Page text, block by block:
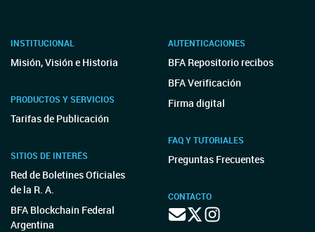
INSTITUCIONAL
Misión, Visión e Historia
PRODUCTOS Y SERVICIOS
Tarifas de Publicación
SITIOS DE INTERÉS
Red de Boletines Oficiales
de la R. A.
BFA Blockchain Federal
Argentina
AUTENTICACIONES
BFA Repositorio recibos
BFA Verificación
Firma digital
FAQ Y TUTORIALES
Preguntas Frecuentes
CONTACTO